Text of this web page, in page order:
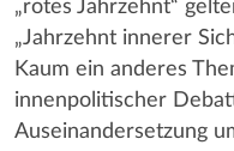
„rotes Jahrzehnt“
„Jahrzehnt innerer
Kaum ein anderes
innenpolitischer
Auseinandersetzung